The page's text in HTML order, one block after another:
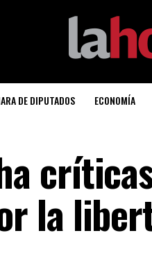
DE DIPUTADOS ECONOMÍA
la